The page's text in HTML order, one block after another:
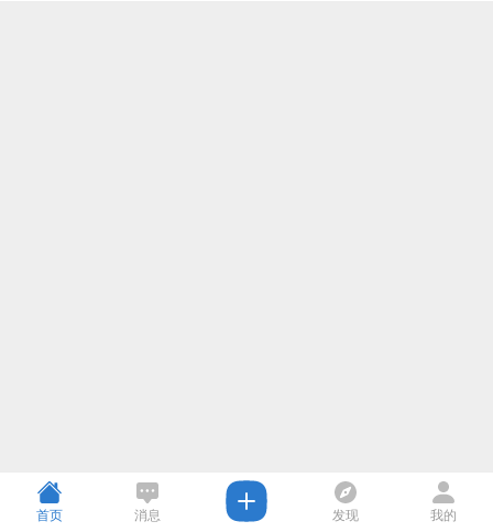
首页 消息 发现 我的